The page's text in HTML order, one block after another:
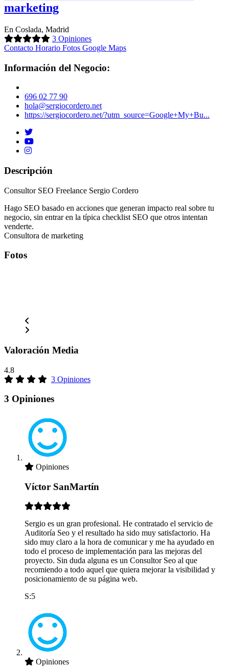
marketing
En Coslada, Madrid
3 Opiniones
Contacto Horario Fotos Google Maps
Información del Negocio:
696 02 77 90
hola@sergiocordero.net
https://sergiocordero.net/?utm_source=Google+My+Bu...
Descripción
Consultor SEO Freelance Sergio Cordero
Hago SEO basado en acciones que generan impacto real sobre tu
negocio, sin entrar en la típica checklist SEO que otros intentan
venderte.
Consultora de marketing
Fotos
Valoración Media
4.8
3 Opiniones
3 Opiniones
Opiniones
Víctor SanMartín
Sergio es un gran profesional. He contratado el servicio de
Auditoría Seo y el resultado ha sido muy satisfactorio. Ha
sido muy claro a la hora de comunicar y me ha ayudado en
todo el proceso de implementación para las mejoras del
proyecto. Sin duda alguna es un Consultor Seo al que
recomiendo a todo aquel que quiera mejorar la visibilidad y
posicionamiento de su página web.
S:5
Opiniones